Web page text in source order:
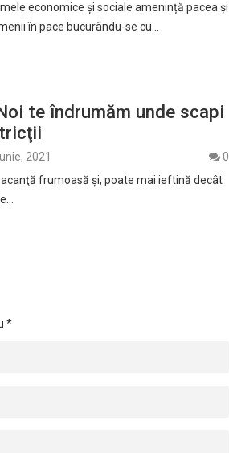
economice și sociale amenință pacea și
în pace bucurându-se cu…
te îndrumăm unde scapi
2021
0
frumoasă şi, poate mai ieftină decât
*